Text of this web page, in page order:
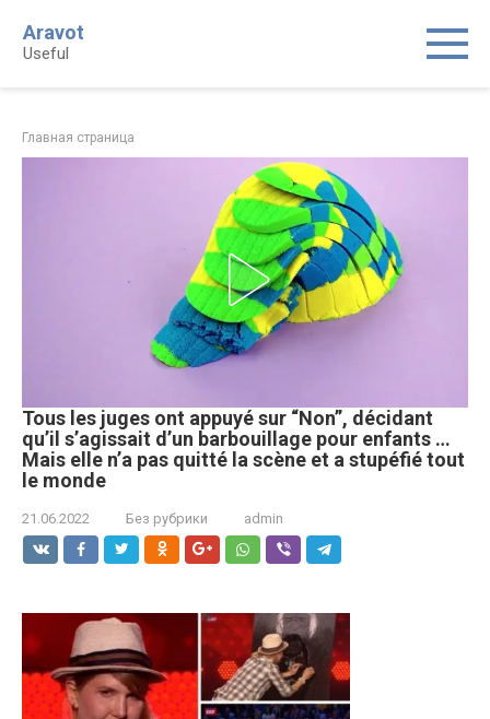
content
Aravot
Useful
Главная страница
Tous les juges ont appuyé sur “Non”, décidant
qu’il s’agissait d’un barbouillage pour enfants …
Mais elle n’a pas quitté la scène et a stupéfié tout
le monde
21.06.2022 Без рубрики admin